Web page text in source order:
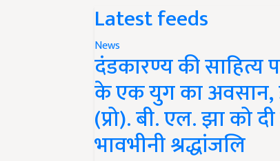
Latest feeds
News
दंडकारण्य की साहित्य
के एक युग का अवसान,
(प्रो). बी. एल. झा को
भावभीनी श्रद्धांजलि